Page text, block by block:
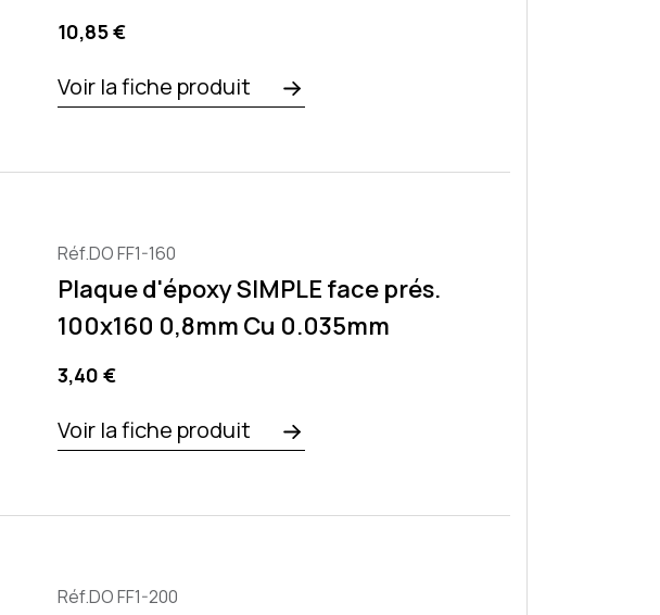
Precio
10,85 €
Voir la fiche produit
Réf.DO FF1-160
Plaque d'époxy SIMPLE face prés.
100x160 0,8mm Cu 0.035mm
Precio
3,40 €
Voir la fiche produit
Réf.DO FF1-200